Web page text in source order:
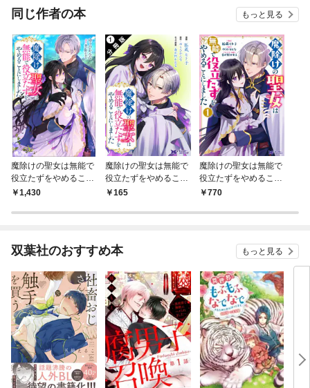
同じ作者の本 もっと見る
魔除けの聖女は無能で
役立たずをやめること
にしました（ノベル）
1,430
魔除けの聖女は無能で
役立たずをやめること
にしました（コミッ
165
魔除けの聖女は無能で
役立たずをやめること
にしました（コミッ
770
双葉社のおすすめ本 もっと見る